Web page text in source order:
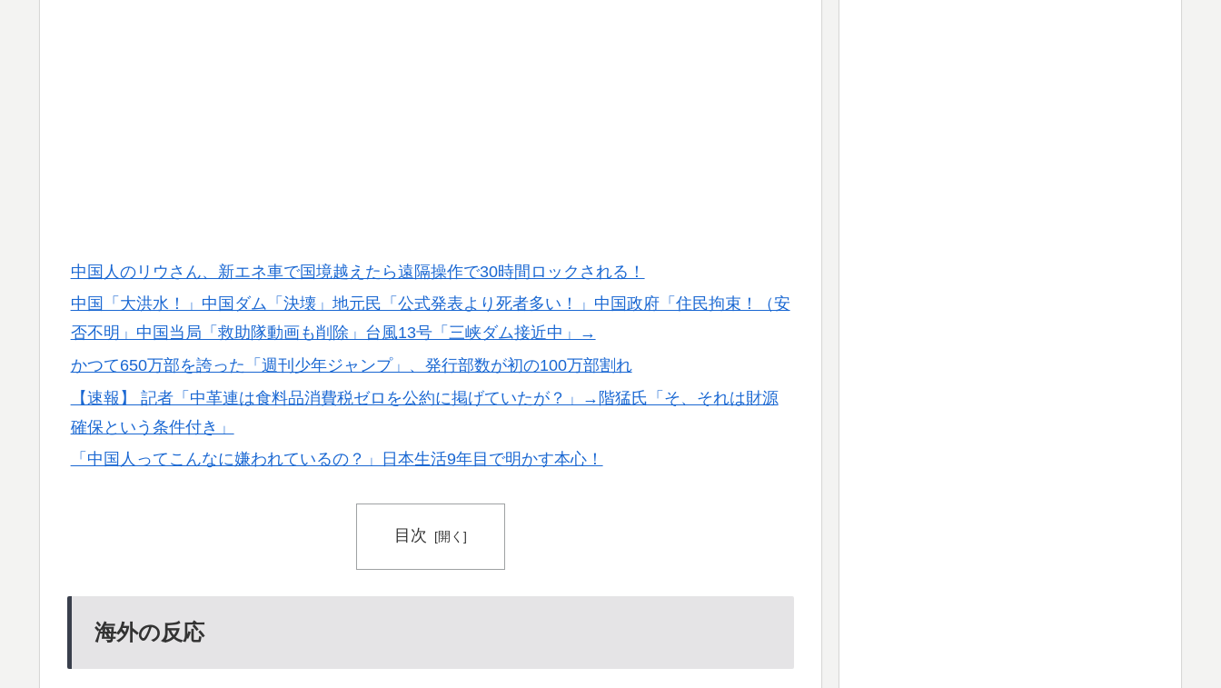
話題に
▶ 海外「これ美味しい！」米国で一番人気のおフランス製「日本のパン」に海外が大騒ぎ
▶
▶ 【あんこ】やる夫は神州日乃本をダイスで旅をする【なんちゃって武侠モノ】 第9話 おお、ブッダ
よ！ 寝ておられるのですか！？
嫌い過ぎて準備なんて一生できないぞ」「少子化が問題として挙がったのは何年も前の話なのに」
▶ 英国人「日本代表で一番好き」上田綺世、プレミア移籍が浮上！現地サポが大興奮！獲得を望む声が
中国人のリウさん、新エネ車で国境越えたら遠隔操作で30時間ロックされる！
中国「大洪水！」中国ダム「決壊」地元民「公式発表より死者多い！」中国政府「住民拘束！（安
否不明」中国当局「救助隊動画も削除」台風13号「三峡ダム接近中」→
かつて650万部を誇った「週刊少年ジャンプ」、発行部数が初の100万部割れ
【速報】 記者「中革連は食料品消費税ゼロを公約に掲げていたが？」→階猛氏「そ、それは財源
確保という条件付き」
「中国人ってこんなに嫌われているの？」日本生活9年目で明かす本心！
目次
海外の反応